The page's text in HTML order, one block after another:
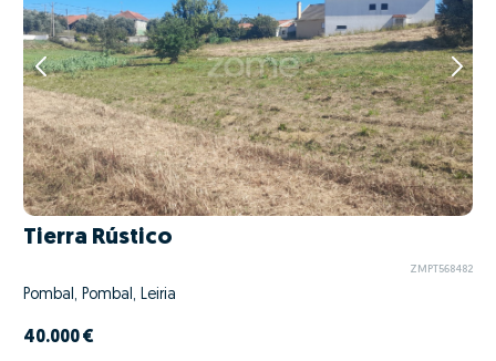
Tierra Rústico
ZMPT568482
Pombal, Pombal, Leiria
40.000 €